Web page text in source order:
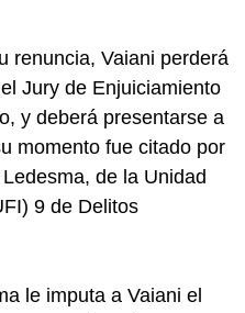
renuncia, Vaiani perderá
Jury de Enjuiciamiento
y deberá presentarse a
momento fue citado por
de la Unidad
9 de Delitos
le imputa a Vaiani el